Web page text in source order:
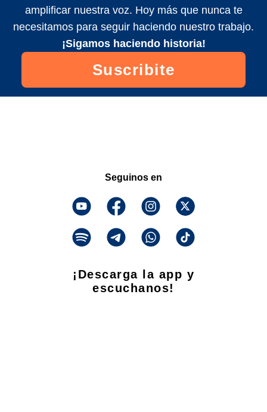
amplificar nuestra voz. Hoy más que nunca te
necesitamos para seguir haciendo nuestro trabajo.
¡Sigamos haciendo historia!
Suscribite
Seguinos en
¡Descarga la app y
escuchanos!